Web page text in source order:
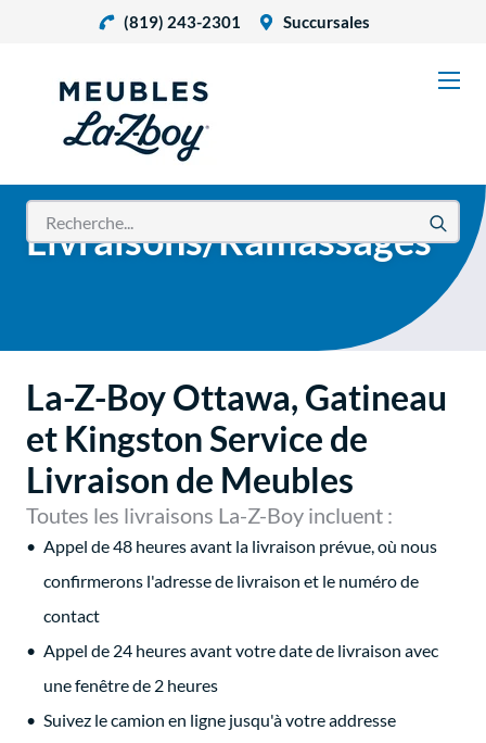
(819) 243-2301 Succursales
Livraisons/Ramassages
La-Z-Boy Ottawa, Gatineau
et Kingston Service de
Livraison de Meubles
Toutes les livraisons La-Z-Boy incluent :
Appel de 48 heures avant la livraison prévue, où nous
confirmerons l'adresse de livraison et le numéro de
contact
Appel de 24 heures avant votre date de livraison avec
une fenêtre de 2 heures
Suivez le camion en ligne jusqu'à votre addresse